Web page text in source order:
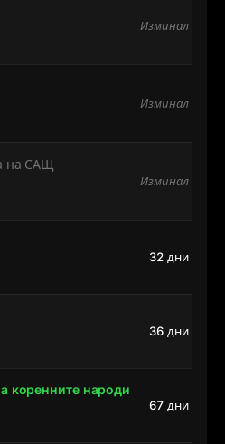
Изминал
Изминал
на САЩ
Изминал
32 дни
36 дни
коренните народи
67 дни